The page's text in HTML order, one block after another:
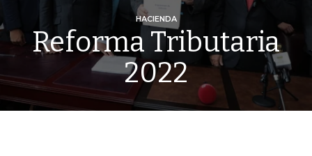
HACIENDA
Reforma Tributaria
2022